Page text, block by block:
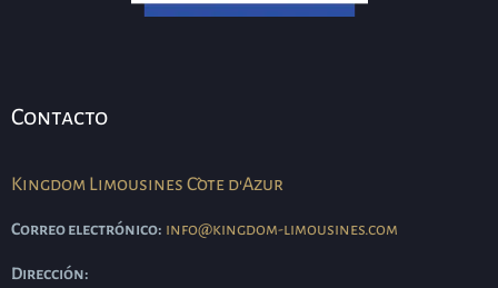
Contacto
Kingdom Limousines Côte d'Azur
Correo electrónico: info@kingdom-limousines.com
Dirección: